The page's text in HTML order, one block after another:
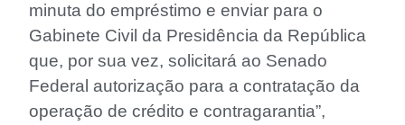
minuta do empréstimo e enviar para o
Gabinete Civil da Presidência da República
que, por sua vez, solicitará ao Senado
Federal autorização para a contratação da
operação de crédito e contragarantia”,